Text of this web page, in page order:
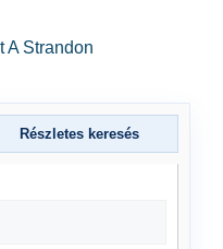
A Strandon
Részletes keresés